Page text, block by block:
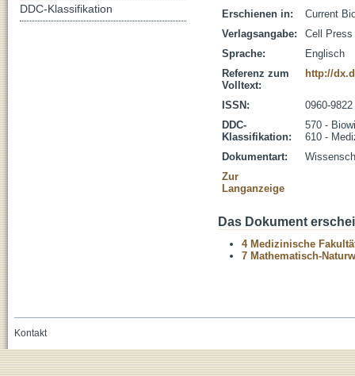
Erschienen in:
Current
Verlagsangabe:
Cell Press
Sprache:
Englisch
Referenz zum
Volltext:
http://
ISSN:
0960-9822
DDC-
Klassifikation:
570 -
610 -
Dokumentart:
Zur
Langanzeige
Das Dokument
4 Medizinische
7 Mathematisch-
DDC-Klassifikation
Kontakt